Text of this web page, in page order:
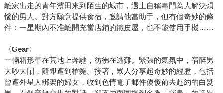
離家出走的青年濱田來到陌生的城市，遇上自稱專門為人解決煩
惱的男人。對方願意提供食宿，邀請他當助手，但有個奇妙的條
件：一星期內不准離開充當店鋪的鐵皮屋，也不能使用手機……
〈Gear〉
一輛箱形車在荒地上奔馳，彷彿在逃難。緊張的氣氛中，宿醉男
大吵大鬧，隨即遭到槍斃。接著，眾人分享起奇妙的經歷，包括
曾遭外星人綁架的婦女，收到色情電子郵件傻傻前去赴約的白髮